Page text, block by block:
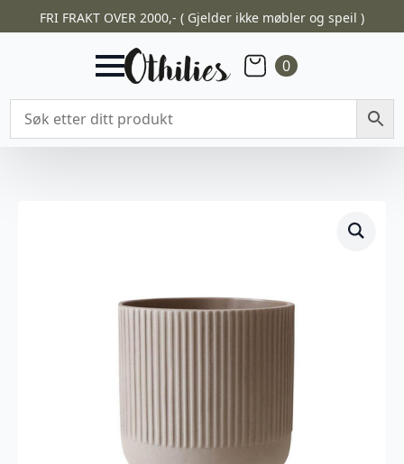
FRI FRAKT OVER 2000,- ( Gjelder ikke møbler og speil )
0